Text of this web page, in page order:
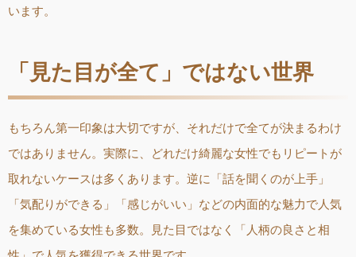
います。
「見た目が全て」ではない世界
もちろん第一印象は大切ですが、それだけで全てが決まるわけ
ではありません。実際に、どれだけ綺麗な女性でもリピートが
取れないケースは多くあります。逆に「話を聞くのが上手」
「気配りができる」「感じがいい」などの内面的な魅力で人気
を集めている女性も多数。見た目ではなく「人柄の良さと相